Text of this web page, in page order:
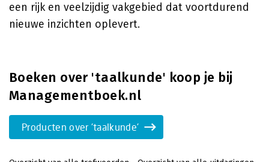
een rijk en veelzijdig vakgebied dat voortdurend
nieuwe inzichten oplevert.
Boeken over 'taalkunde' koop je bij
Managementboek.nl
Producten over 'taalkunde'